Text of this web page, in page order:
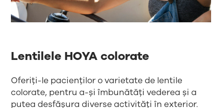
Lentilele HOYA colorate
Oferiți-le pacienților o varietate de lentile
colorate, pentru a-și îmbunătăți vederea și a
putea desfășura diverse activități în exterior.